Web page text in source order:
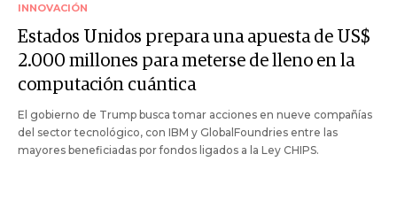
INNOVACIÓN
Estados Unidos prepara una apuesta de US$
2.000 millones para meterse de lleno en la
computación cuántica
El gobierno de Trump busca tomar acciones en nueve compañías
del sector tecnológico, con IBM y GlobalFoundries entre las
mayores beneficiadas por fondos ligados a la Ley CHIPS.